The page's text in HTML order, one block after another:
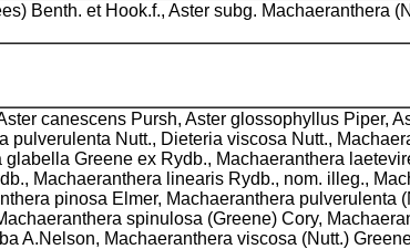
Benth. et Hook.f., Aster subg. Machaeranthera
canescens Pursh, Aster glossophyllus Piper,
pulverulenta Nutt., Dieteria viscosa Nutt.,
glabella Greene ex Rydb., Machaeranthera
Machaeranthera linearis Rydb., nom. illeg.,
pinosa Elmer, Machaeranthera pulverulenta
spinulosa (Greene) Cory,
A.Nelson, Machaeranthera viscosa (Nutt.)